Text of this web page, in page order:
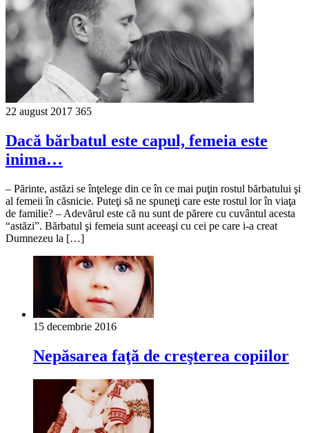
22 august 2017 365
Dacă bărbatul este capul, femeia este
inima…
– Părinte, astăzi se înţelege din ce în ce mai puţin rostul bărbatului şi
al femeii în căsnicie. Puteţi să ne spuneţi care este rostul lor în viaţa
de familie? – Adevărul este că nu sunt de părere cu cuvântul acesta
“astăzi”. Bărbatul şi femeia sunt aceeaşi cu cei pe care i-a creat
Dumnezeu la […]
15 decembrie 2016
Nepăsarea faţă de creşterea copiilor